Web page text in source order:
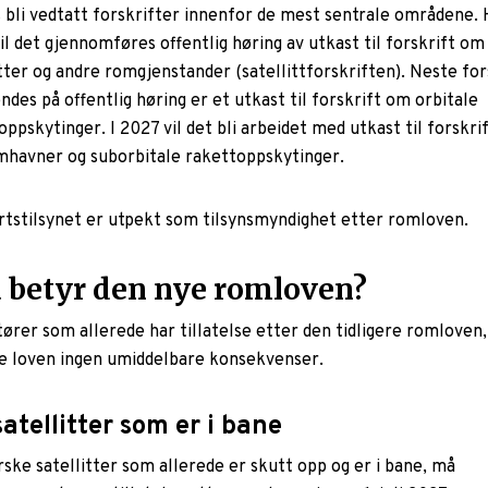
bli vedtatt forskrifter innenfor de mest sentrale områdene.
det gjennomføres offentlig høring av utkast til forskrift om
og andre romgjenstander (satellittforskriften). Neste
på offentlig høring er et utkast til forskrift om orbitale
I 2027 vil det bli arbeidet med utkast til
og suborbitale rakettoppskytinger.
er utpekt som tilsynsmyndighet etter romloven.
betyr den nye romloven?
som allerede har tillatelse etter den tidligere
loven ingen umiddelbare konsekvenser.
som er i bane
satellitter som allerede er skutt opp og er i bane, må